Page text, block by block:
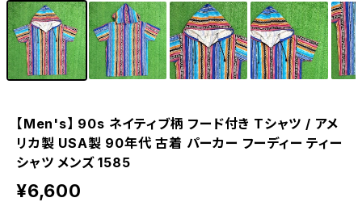
【Men's】 90s ネイティブ柄 フード付き Tシャツ / アメ
リカ製 USA製 90年代 古着 パーカー フーディー ティー
シャツ メンズ 1585
¥6,600